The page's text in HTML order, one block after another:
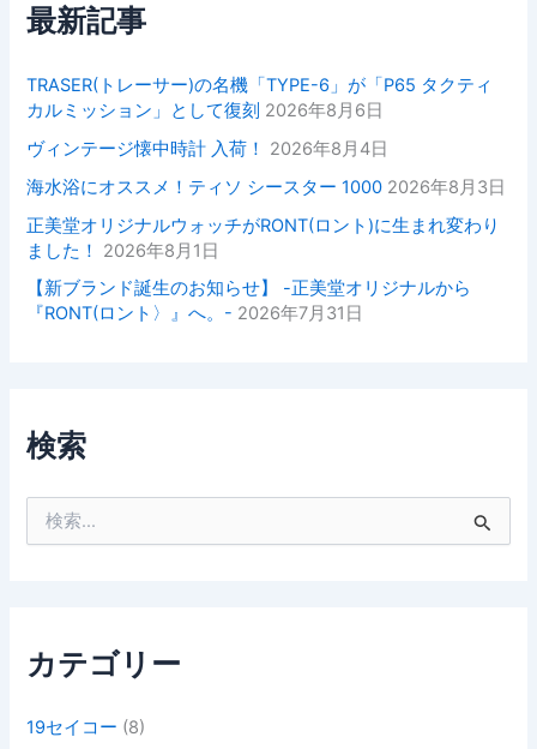
最新記事
TRASER(トレーサー)の名機「TYPE-6」が「P65 タクティ
カルミッション」として復刻 2026年8月6日
ヴィンテージ懐中時計 入荷！
2026年8月4日
海水浴にオススメ！ティソ シースター 1000 2026年8月3日
正美堂オリジナルウォッチがRONT(ロント)に生まれ変わり
ました！
2026年8月1日
【新ブランド誕生のお知らせ】 -正美堂オリジナルから
『RONT(ロント〉』へ。- 2026年7月31日
検索
カテゴリー
19セイコー (8)